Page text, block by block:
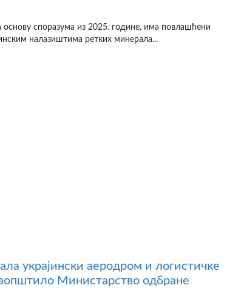
основу споразума из 2025. године, има повлашћени
налазиштима ретких минерала...
украјински аеродром и логистичке
Министарство одбране